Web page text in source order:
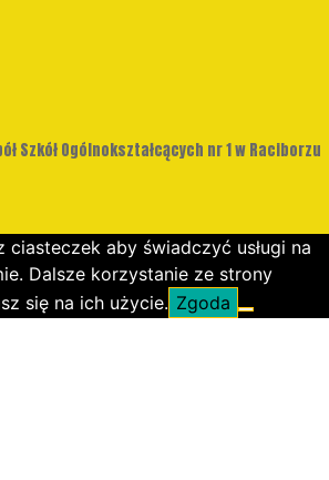
Szkół Ogólnokształcących nr 1 w Raciborzu
ciasteczek aby świadczyć usługi na
Dalsze korzystanie ze strony
się na ich użycie. Zgoda